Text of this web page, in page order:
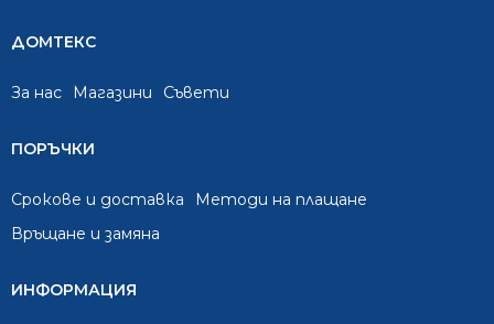
ДОМТЕКС
За нас Mагазини Съвети
ПОРЪЧКИ
Срокове и доставка
Методи на плащане
Връщане и замяна
ИНФОРМАЦИЯ